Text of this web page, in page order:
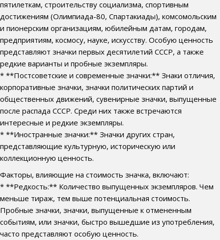
пятилеткам, строительству социализма, спортивным
достижениям (Олимпиада-80, Спартакиады), комсомольским
и пионерским организациям, юбилейным датам, городам,
предприятиям, космосу, науке, искусству. Особую ценность
представляют значки первых десятилетий СССР, а также
редкие варианты и пробные экземпляры.
* **Постсоветские и современные значки:** Знаки отличия,
корпоративные значки, значки политических партий и
общественных движений, сувенирные значки, выпущенные
после распада СССР. Среди них также встречаются
интересные и редкие экземпляры.
* **Иностранные значки:** Значки других стран,
представляющие культурную, историческую или
коллекционную ценность.
Факторы, влияющие на стоимость значка, включают:
* **Редкость:** Количество выпущенных экземпляров. Чем
меньше тираж, тем выше потенциальная стоимость.
Пробные значки, значки, выпущенные к отмененным
событиям, или значки, быстро вышедшие из употребления,
часто представляют особую ценность.